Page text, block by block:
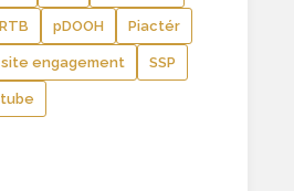
pDOOH Piactér
site engagement SSP